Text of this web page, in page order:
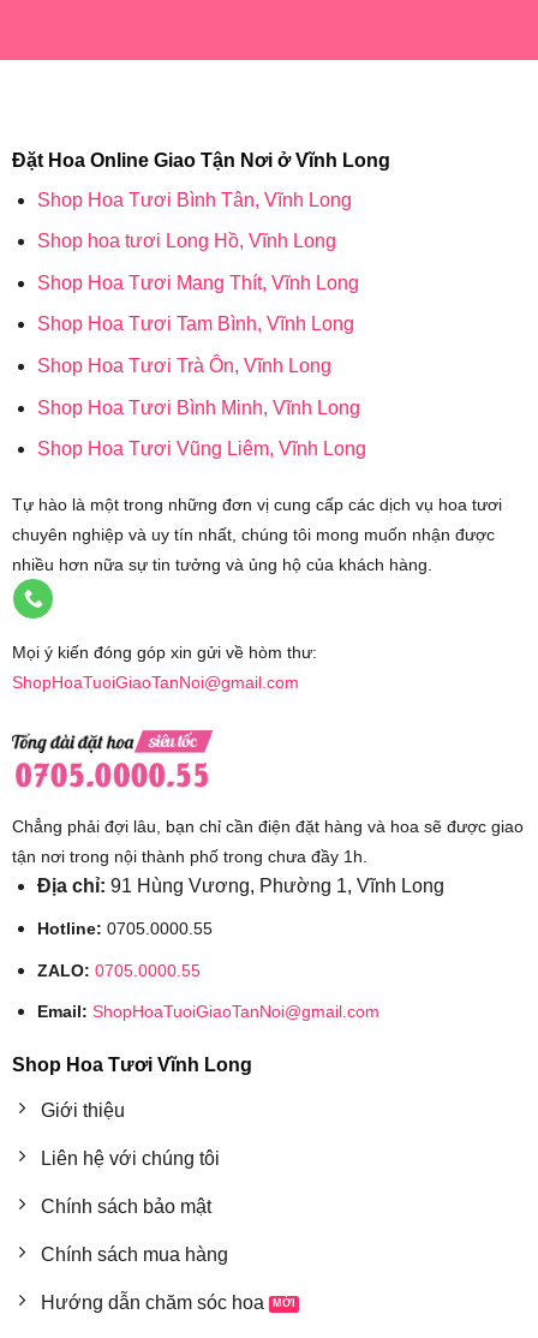
Đặt Hoa Online Giao Tận Nơi ở Vĩnh Long
Shop Hoa Tươi Bình Tân, Vĩnh Long
Shop hoa tươi Long Hồ, Vĩnh Long
Shop Hoa Tươi Mang Thít, Vĩnh Long
Shop Hoa Tươi Tam Bình, Vĩnh Long
Shop Hoa Tươi Trà Ôn, Vĩnh Long
Shop Hoa Tươi Bình Minh, Vĩnh Long
Shop Hoa Tươi Vũng Liêm, Vĩnh Long
Tự hào là một trong những đơn vị cung cấp các dịch vụ hoa tươi
chuyên nghiệp và uy tín nhất, chúng tôi mong muốn nhận được
nhiều hơn nữa sự tin tưởng và ủng hộ của khách hàng.
Mọi ý kiến đóng góp xin gửi về hòm thư:
ShopHoaTuoiGiaoTanNoi@gmail.com
Chẳng phải đợi lâu, bạn chỉ cần điện đặt hàng và hoa sẽ được giao
tận nơi trong nội thành phố trong chưa đầy 1h.
Địa chỉ: 91 Hùng Vương, Phường 1, Vĩnh Long
Hotline: 0705.0000.55
ZALO: 0705.0000.55
Email: ShopHoaTuoiGiaoTanNoi@gmail.com
Shop Hoa Tươi Vĩnh Long
Giới thiệu
Liên hệ với chúng tôi
Chính sách bảo mật
Chính sách mua hàng
Hướng dẫn chăm sóc hoa